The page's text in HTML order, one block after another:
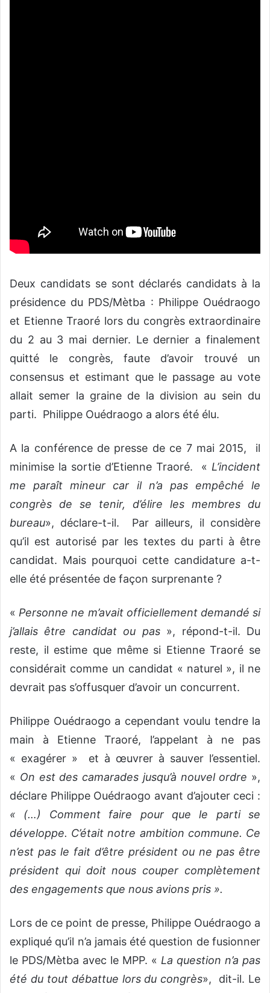
Deux candidats se sont déclarés candidats à la
présidence du PDS/Mètba : Philippe Ouédraogo
et Etienne Traoré lors du congrès extraordinaire
du 2 au 3 mai dernier. Le dernier a finalement
quitté le congrès, faute d’avoir trouvé un
consensus et estimant que le passage au vote
allait semer la graine de la division au sein du
parti. Philippe Ouédraogo a alors été élu.
A la conférence de presse de ce 7 mai 2015, il
minimise la sortie d’Etienne Traoré. « L’incident
me paraît mineur car il n’a pas empêché le
congrès de se tenir, d’élire les membres du
bureau», déclare-t-il. Par ailleurs, il considère
qu’il est autorisé par les textes du parti à être
candidat. Mais pourquoi cette candidature a-t-
elle été présentée de façon surprenante ?
« Personne ne m’avait officiellement demandé si
j’allais être candidat ou pas», répond-t-il. Du
reste, il estime que même si Etienne Traoré se
considérait comme un candidat « naturel », il ne
devrait pas s’offusquer d’avoir un concurrent.
Philippe Ouédraogo a cependant voulu tendre la
main à Etienne Traoré, l’appelant à ne pas
« exagérer » et à œuvrer à sauver l’essentiel.
« On est des camarades jusqu’à nouvel ordre »,
déclare Philippe Ouédraogo avant d’ajouter ceci :
« (…) Comment faire pour que le parti se
développe. C’était notre ambition commune. Ce
n’est pas le fait d’être président ou ne pas être
président qui doit nous couper complètement
des engagements que nous avions pris ».
Lors de ce point de presse, Philippe Ouédraogo a
expliqué qu’il n’a jamais été question de fusionner
le PDS/Mètba avec le MPP. « La question n’a pas
été du tout débattue lors du congrès», dit-il. Le